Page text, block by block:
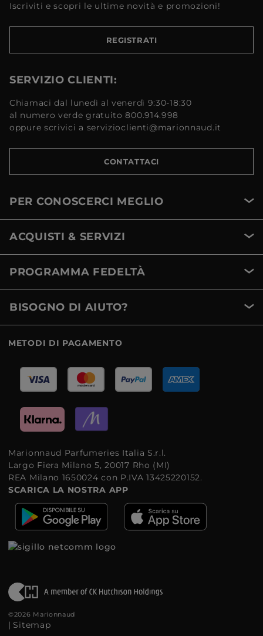
Iscriviti e scopri le ultime novità e promozioni!
REGISTRATI
SERVIZIO CLIENTI:
Chiamaci dal lunedì al venerdì 9:30-18:30
al numero verde gratuito 800.914.998
oppure scrivici a servizioclienti@marionnaud.it
CONTATTACI
PER CONOSCERCI MEGLIO
ACQUISTI & SERVIZI
PROGRAMMA FEDELTÀ
BISOGNO DI AIUTO?
METODI DI PAGAMENTO
Marionnaud Parfumeries Italia S.r.l.
Largo Fiera Milano 5, 20017 Rho (MI)
REA Milano 1650024 con P.IVA 13425220152.
SCARICA LA NOSTRA APP
©2026 Marionnaud
| Sitemap